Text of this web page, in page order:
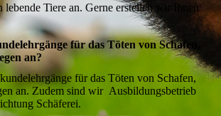
lebende Tiere an. Gerne erstellen wir Ihnen
für das Töten von Schafen,
an?
für das Töten von Schafen,
an. Zudem sind wir Ausbildungsbetrieb
Schäferei.